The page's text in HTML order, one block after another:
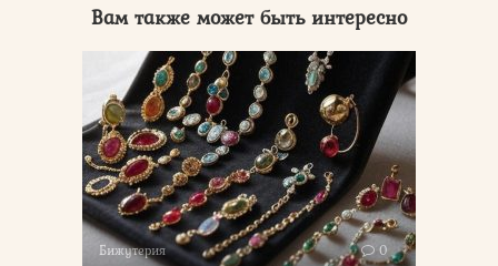
Вам также может быть интересно
Бижутерия 0